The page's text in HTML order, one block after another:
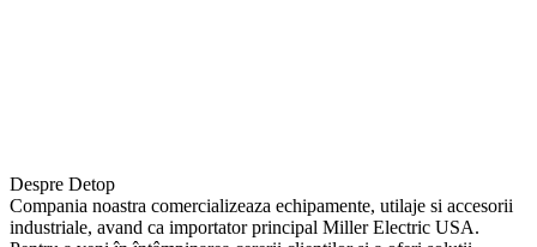
Despre Detop
Compania noastra comercializeaza echipamente, utilaje si accesorii
industriale, avand ca importator principal Miller Electric USA.